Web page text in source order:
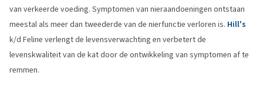
van verkeerde voeding. Symptomen van nieraandoeningen ontstaan
meestal als meer dan tweederde van de nierfunctie verloren is. Hill's
k/d Feline verlengt de levensverwachting en verbetert de
levenskwaliteit van de kat door de ontwikkeling van symptomen af te
remmen.